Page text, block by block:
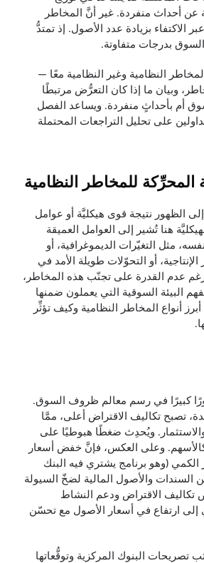
عن أحداث منفردة. غير أنَّ المخاطر
الاكتفاء بزيادة عدد الأصول. إذ تمتدُّ
بدرجات متفاوتة.
النظامية وغير النظامية معًا —
وبيان ما إذا كان التعرُّض مرتبطًا
أم بأحداثٍ منفردة. ويساعد الفصل
على تحليل التراجعات المحتملة
المحرِّكة للمخاطر النظامية
الظهور نتيجة قوى هيكليَّة أو عوامل
هنا تُشير إلى العوامل العميقة
مثل التغيّرات الديموغرافية، أو
أو التحوّلات طويلة الأمد في
عدم القدرة على تجنّب هذه المخاطر،
البيئة السوقية التي يعملون ضمنها
أنواع المخاطر النظامية وكيف تؤثِّر
كبيرًا في رسم معالم ظروف السوق.
تصبح تكاليف الاقتراض أعلى، ممَّا
ويُحدِث ضغطًا هبوطيًا على
وعلى العكس، فإنَّ خفض أسعار
الكمي (وهو برنامج يشتري فيه البنك
السندات والأصول المالية لضخّ السيولة
تكاليف الاقتراض ودعم النشاط
إلى ارتفاع في أسعار الأصول مع تحسّن
تصريحات البنوك المركزية وتوقُّعاتها